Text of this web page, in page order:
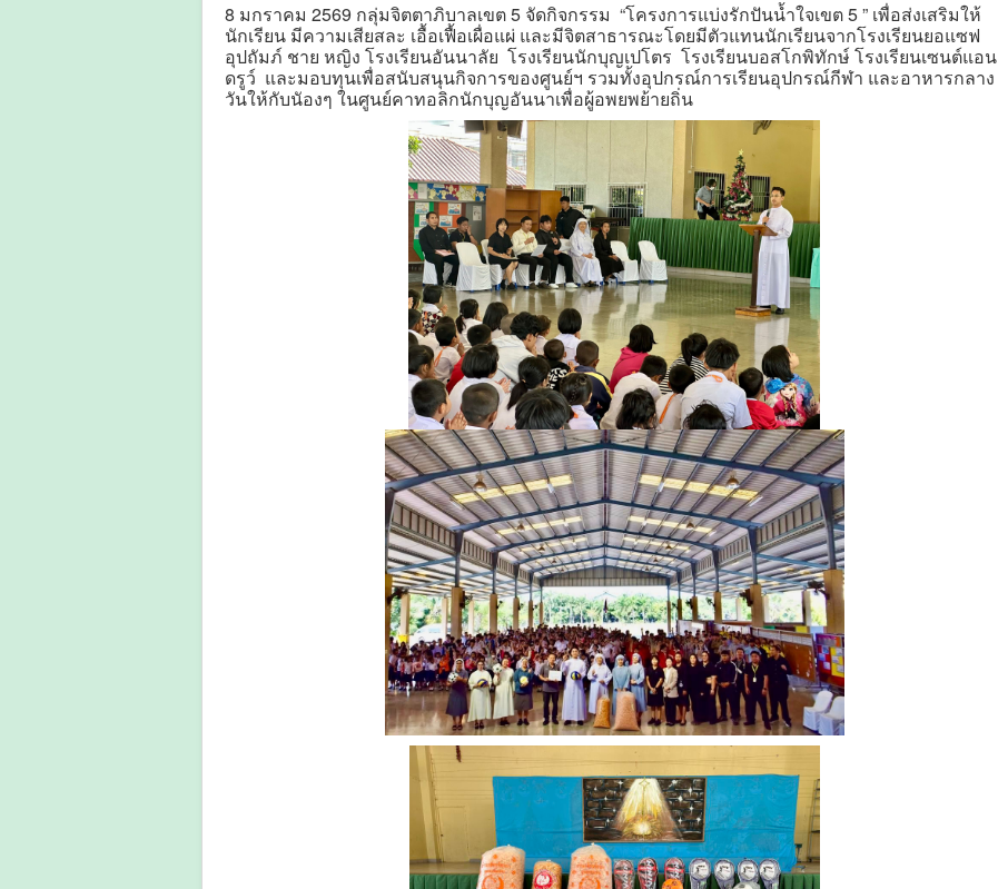
8 มกราคม 2569 กลุ่มจิตตาภิบาลเขต 5 จัดกิจกรรม “โครงการแบ่งรักปันน้ำใจเขต 5 ” เพื่อส่งเสริมให้
นักเรียน มีความเสียสละ เอื้อเฟื้อเผื่อแผ่ และมีจิตสาธารณะโดยมีตัวแทนนักเรียนจากโรงเรียนยอแซฟ
อุปถัมภ์ ชาย หญิง โรงเรียนอันนาลัย โรงเรียนนักบุญเปโตร โรงเรียนบอสโกพิทักษ์ โรงเรียนเซนต์แอน
ดรูว์ และมอบทุนเพื่อสนับสนุนกิจการของศูนย์ฯ รวมทั้งอุปกรณ์การเรียนอุปกรณ์กีฬา และอาหารกลาง
วันให้กับนัองๆ ในศูนย์คาทอลิกนักบุญอันนาเพื่อผู้อพยพย้ายถิ่น